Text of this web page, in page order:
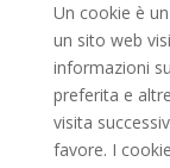
Un cookie è
un sito web
informazioni
preferita e
visita
favore. I